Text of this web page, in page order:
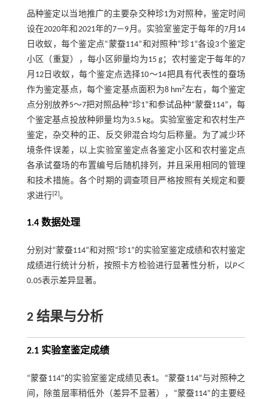
品种鉴定以当地推广的主要杂交种珍1为对照种，鉴定时间
设在2020年和2021年的7—9月。实验室鉴定于每年的7月14
日收蚁，每个鉴定点“蒙蚕114”和对照种“珍1”各设3个鉴定
小区（重复），每小区卵量均为15 g；农村鉴定于每年的7
月12日收蚁，每个鉴定点选择10～14把具有代表性的蚕场
作为鉴定基点，每个鉴定基点面积为8 hm2左右，每个鉴定
点分别放养5～7把对照品种“珍1”和参试品种“蒙蚕114”，每
个鉴定基点投放种卵量均为3.5 kg。实验室鉴定和农村生产
鉴定，杂交种的正、反交卵混合均匀后称量。为了减少环
境条件误差，以上实验室鉴定点各鉴定小区和农村鉴定点
各承试蚕场的布置编号后随机排列，并且采用相同的管理
和技术措施。各个时期的调查项目严格按照有关规定和要
求进行[2]。
1.4 数据处理
分别对“蒙蚕114”和对照“珍1”的实验室鉴定成绩和农村鉴定
成绩进行统计分析，按照卡方检验进行显著性分析，以P＜
0.05表示差异显著。
2 结果与分析
2.1 实验室鉴定成绩
“蒙蚕114”的实验室鉴定成绩见表1。“蒙蚕114”与对照种之
间，除茧层率稍低外（差异不显著），“蒙蚕114”的主要经